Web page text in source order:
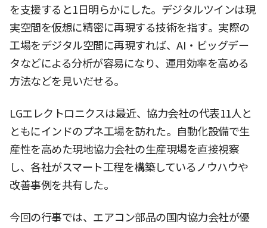
を支援すると1日明らかにした。デジタルツインは現
実空間を仮想に精密に再現する技術を指す。実際の
工場をデジタル空間に再現すれば、AI・ビッグデー
タなどによる分析が容易になり、運用効率を高める
方法などを見いだせる。
LGエレクトロニクスは最近、協力会社の代表11人と
ともにインドのプネ工場を訪れた。自動化設備で生
産性を高めた現地協力会社の生産現場を直接視察
し、各社がスマート工程を構築しているノウハウや
改善事例を共有した。
今回の行事では、エアコン部品の国内協力会社が優